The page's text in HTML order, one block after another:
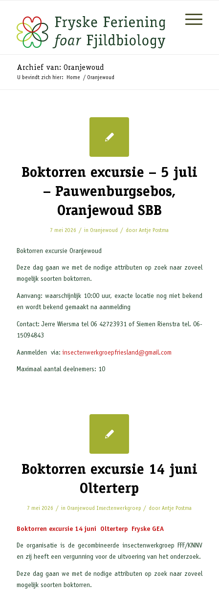
Archief van: Oranjewoud
U bevindt zich hier: Home / Oranjewoud
Boktorren excursie – 5 juli
– Pauwenburgsebos,
Oranjewoud SBB
7 mei 2026 / in Oranjewoud / doorAntje Postma
Boktorren excursie Oranjewoud
Deze dag gaan we met de nodige attributen op zoek naar zoveel
mogelijk soorten boktorren.
Aanvang: waarschijnlijk 10:00 uur, exacte locatie nog niet bekend
en wordt bekend gemaakt na aanmelding
Contact: Jerre Wiersma tel 06 42723931 of Siemen Rienstra tel. 06-
15094843
Aanmelden via:insectenwerkgroepfriesland@gmail.com
Maximaal aantal deelnemers: 10
Boktorren excursie 14 juni
Olterterp
7 mei 2026 / in Oranjewoud Insectenwerkgroep / doorAntje Postma
Boktorren excursie 14 juni Olterterp Fryske GEA
De organisatie is de gecombineerde insectenwerkgroep FFF/KNNV
en zij heeft een vergunning voor de uitvoering van het onderzoek.
Deze dag gaan we met de nodige attributen op zoek naar zoveel
mogelijk soorten boktorren.